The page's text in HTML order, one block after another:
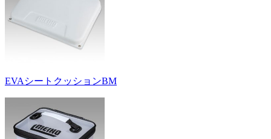
EVAシートクッションBM